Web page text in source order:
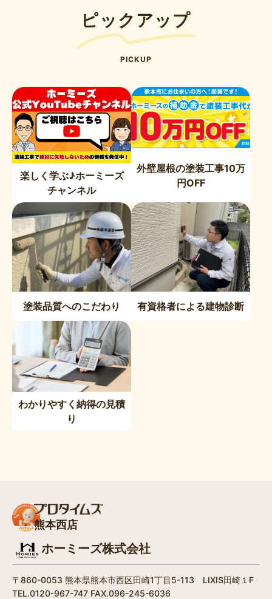
ピックアップ
PICKUP
楽しく学ぶ♪ホーミーズ
チャンネル
外壁屋根の塗装工事10万
円OFF
塗装品質へのこだわり 有資格者による建物診断
わかりやすく納得の見積
り
熊本西店
ホーミーズ株式会社
〒860-0053 熊本県熊本市西区田崎1丁目5-113 LIXIS田崎１F
TEL.0120-967-747 FAX.096-245-6036